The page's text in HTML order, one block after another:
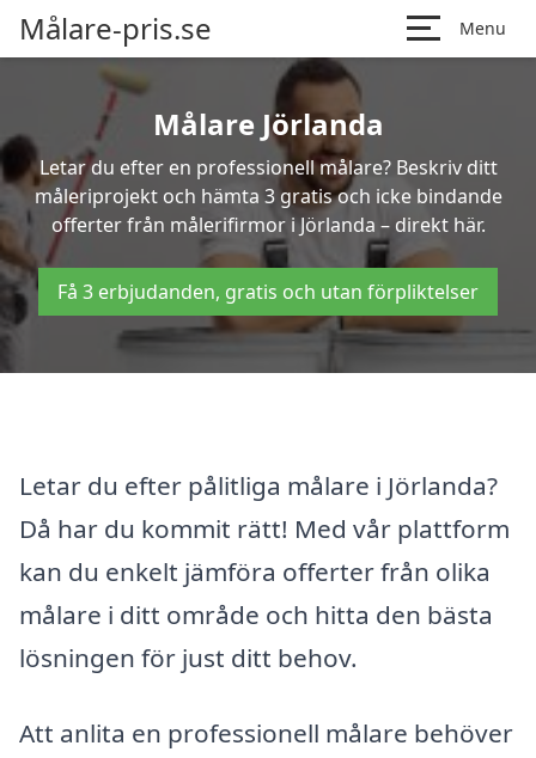
Målare-pris.se Menu
Målare Jörlanda
Letar du efter en professionell målare? Beskriv ditt
måleriprojekt och hämta 3 gratis och icke bindande
offerter från målerifirmor i Jörlanda – direkt här.
Få 3 erbjudanden, gratis och utan förpliktelser
Letar du efter pålitliga målare i Jörlanda?
Då har du kommit rätt! Med vår plattform
kan du enkelt jämföra offerter från olika
målare i ditt område och hitta den bästa
lösningen för just ditt behov.
Att anlita en professionell målare behöver